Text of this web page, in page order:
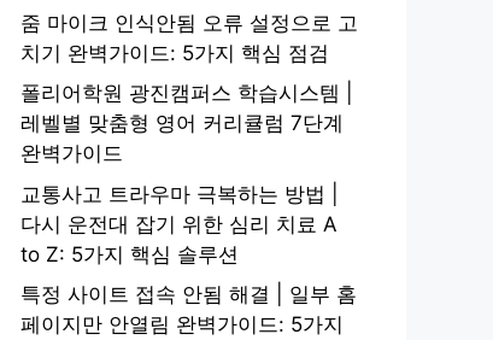
줌 마이크 인식안됨 오류 설정으로 고
치기 완벽가이드: 5가지 핵심 점검
폴리어학원 광진캠퍼스 학습시스템 |
레벨별 맞춤형 영어 커리큘럼 7단계
완벽가이드
교통사고 트라우마 극복하는 방법 |
다시 운전대 잡기 위한 심리 치료 A
to Z: 5가지 핵심 솔루션
특정 사이트 접속 안됨 해결 | 일부 홈
페이지만 안열림 완벽가이드: 5가지